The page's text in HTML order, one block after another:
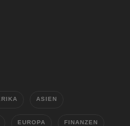
ASIEN
EUROPA FINANZEN